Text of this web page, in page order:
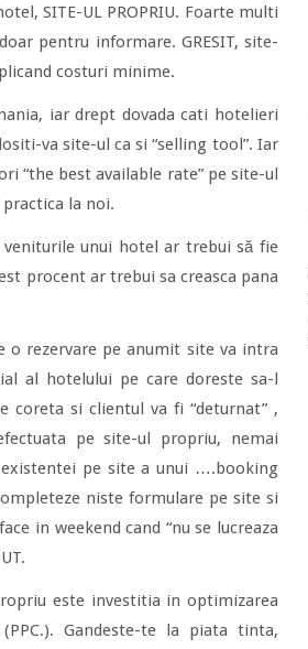
SITE-UL PROPRIU. Foarte multi
pentru informare. GRESIT, site-
costuri minime.
iar drept dovada cati hotelieri
va site-ul ca si “selling tool”. Iar
“the best available rate” pe site-ul
practica la noi.
unui hotel ar trebui să fie
procent ar trebui sa creasca pana
o rezervare pe anumit site va intra
al hotelului pe care doreste sa-l
coreta si clientul va fi “deturnat” ,
pe site-ul propriu, nemai
pe site a unui ….booking
niste formulare pe site si
in weekend cand “nu se lucreaza
este investitia in optimizarea
Gandeste-te la piata tinta,